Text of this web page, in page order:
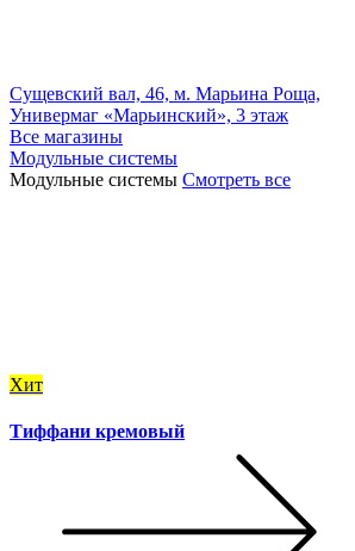
Сущевский вал, 46, м. Марьина Роща,
Универмаг «Марьинский», 3 этаж
Все магазины
Модульные системы
Модульные системы Смотреть все
Хит
Тиффани кремовый